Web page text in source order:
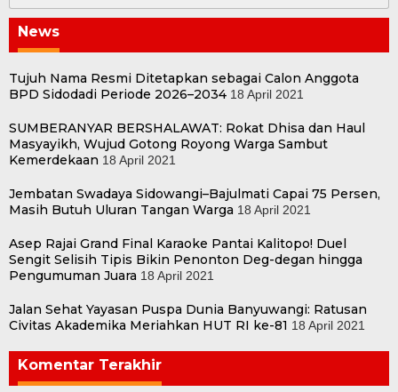
News
Tujuh Nama Resmi Ditetapkan sebagai Calon Anggota
BPD Sidodadi Periode 2026–2034 18 April 2021
SUMBERANYAR BERSHALAWAT: Rokat Dhisa dan Haul
Masyayikh, Wujud Gotong Royong Warga Sambut
Kemerdekaan 18 April 2021
Jembatan Swadaya Sidowangi–Bajulmati Capai 75 Persen,
Masih Butuh Uluran Tangan Warga 18 April 2021
Asep Rajai Grand Final Karaoke Pantai Kalitopo! Duel
Sengit Selisih Tipis Bikin Penonton Deg-degan hingga
Pengumuman Juara 18 April 2021
Jalan Sehat Yayasan Puspa Dunia Banyuwangi: Ratusan
Civitas Akademika Meriahkan HUT RI ke-81 18 April 2021
Komentar Terakhir